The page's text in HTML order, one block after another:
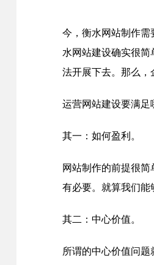
今，衡水网站制作需
水网站建设确实很
法开展下去。那么，
运营网站建设要满足
其一：如何盈利。
网站制作的前提很
有必要。就算我们能
其二：中心价值。
所谓的中心价值问